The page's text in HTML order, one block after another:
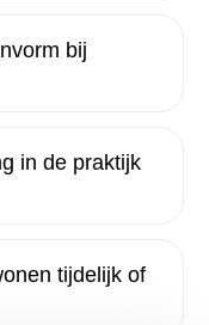
bij
in de praktijk
tijdelijk of